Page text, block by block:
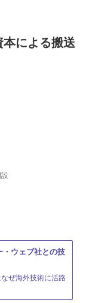
による搬送
・ウェブ社との技
ぜ海外技術に活路